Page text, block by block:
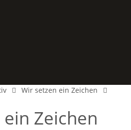
Wir setzen ein Zeichen
Zeichen